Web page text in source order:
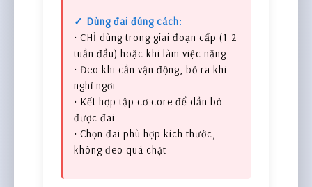
✓ Dùng đai đúng cách:
• CHỈ dùng trong giai đoạn cấp (1-2
tuần đầu) hoặc khi làm việc nặng
• Đeo khi cần vận động, bỏ ra khi
nghỉ ngơi
• Kết hợp tập cơ core để dần bỏ
được đai
• Chọn đai phù hợp kích thước,
không đeo quá chặt